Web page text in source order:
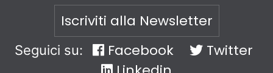
Iscriviti alla Newsletter
Seguici su: Facebook
Twitter